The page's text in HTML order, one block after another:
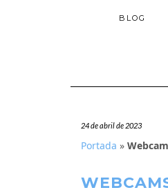
BLOG
24 de abril de 2023
Portada »